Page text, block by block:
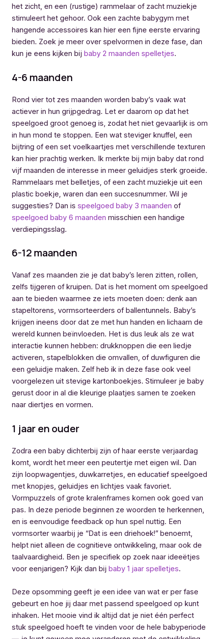
het zicht, en een (rustige) rammelaar of zacht muziekje
stimuleert het gehoor. Ook een zachte babygym met
hangende accessoires kan hier een fijne eerste ervaring
bieden. Zoek je meer over spelvormen in deze fase, dan
kun je eens kijken bij baby 2 maanden spelletjes.
4-6 maanden
Rond vier tot zes maanden worden baby’s vaak wat
actiever in hun grijpgedrag. Let er daarom op dat het
speelgoed groot genoeg is, zodat het niet gevaarlijk is om
in hun mond te stoppen. Een wat steviger knuffel, een
bijtring of een set voelkaartjes met verschillende texturen
kan hier prachtig werken. Ik merkte bij mijn baby dat rond
vijf maanden de interesse in meer geluidjes sterk groeide.
Rammelaars met belletjes, of een zacht muziekje uit een
plastic boekje, waren dan een succesnummer. Wil je
suggesties? Dan is speelgoed baby 3 maanden of
speelgoed baby 6 maanden misschien een handige
verdiepingsslag.
6-12 maanden
Vanaf zes maanden zie je dat baby’s leren zitten, rollen,
zelfs tijgeren of kruipen. Dat is het moment om speelgoed
aan te bieden waarmee ze iets moeten doen: denk aan
stapeltorens, vormsorteerders of ballentunnels. Baby’s
krijgen ineens door dat ze met hun handen en lichaam de
wereld kunnen beïnvloeden. Het is dus leuk als ze wat
interactie kunnen hebben: drukknoppen die een liedje
activeren, stapelblokken die omvallen, of duwfiguren die
een geluidje maken. Zelf heb ik in deze fase ook veel
voorgelezen uit stevige kartonboekjes. Stimuleer je baby
gerust door in al die kleurige plaatjes samen te zoeken
naar diertjes en vormen.
1 jaar en ouder
Zodra een baby dichterbij zijn of haar eerste verjaardag
komt, wordt het meer een peutertje met eigen wil. Dan
zijn loopwagentjes, duwkarretjes, en educatief speelgoed
met knopjes, geluidjes en lichtjes vaak favoriet.
Vormpuzzels of grote kralenframes komen ook goed van
pas. In deze periode beginnen ze woorden te herkennen,
en is eenvoudige feedback op hun spel nuttig. Een
vormsorter waarbij je “Dat is een driehoek!” benoemt,
helpt niet alleen de cognitieve ontwikkeling, maar ook de
taalvaardigheid. Ben je specifiek op zoek naar ideeëtjes
voor eenjarigen? Kijk dan bij baby 1 jaar spelletjes.
Deze opsomming geeft je een idee van wat er per fase
gebeurt en hoe jij daar met passend speelgoed op kunt
inhaken. Het mooie vind ik altijd dat je niet één perfect
stuk speelgoed hoeft te vinden voor de hele babyperiode